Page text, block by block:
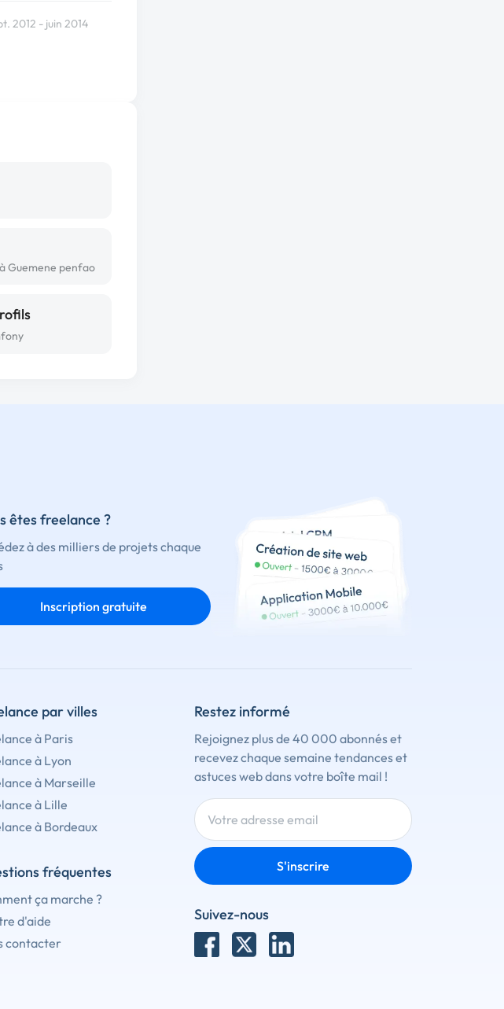
2012 - juin 2014
Guemene penfao
êtes freelance ?
à des milliers de projets chaque
Inscription gratuite
par villes
à Paris
à Lyon
à Marseille
à Lille
à Bordeaux
fréquentes
ça marche ?
d'aide
contacter
Restez informé
Rejoignez plus de 40 000 abonnés et
recevez chaque semaine tendances et
astuces web dans votre boîte mail !
S'inscrire
Suivez-nous